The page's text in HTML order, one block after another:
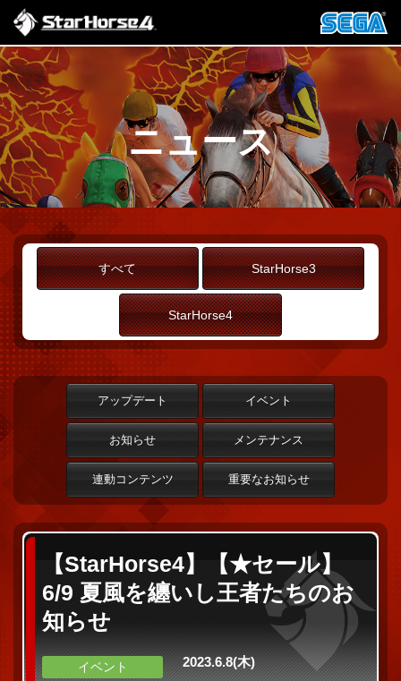
ニュース
すべて StarHorse3
StarHorse4
アップデート イベント
お知らせ メンテナンス
連動コンテンツ 重要なお知らせ
【StarHorse4】【★セール】
6/9 夏風を纏いし王者たちのお
知らせ
イベント 2023.6.8(木)